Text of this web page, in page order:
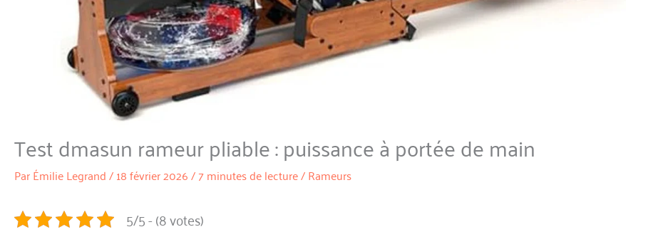
Test dmasun rameur pliable : puissance à portée de main
ParÉmilie Legrand/18 février 2026/7 minutes de lecture/Rameurs
5/5 - (8 votes)